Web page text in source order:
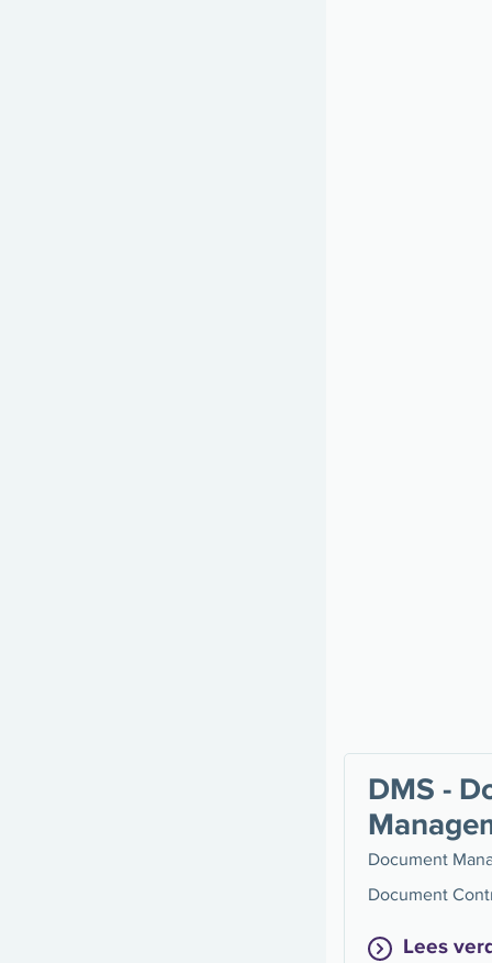
DMS -
Document
Document
Lees